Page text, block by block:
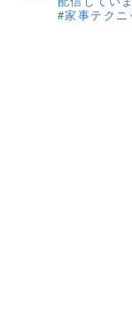
#家事テク